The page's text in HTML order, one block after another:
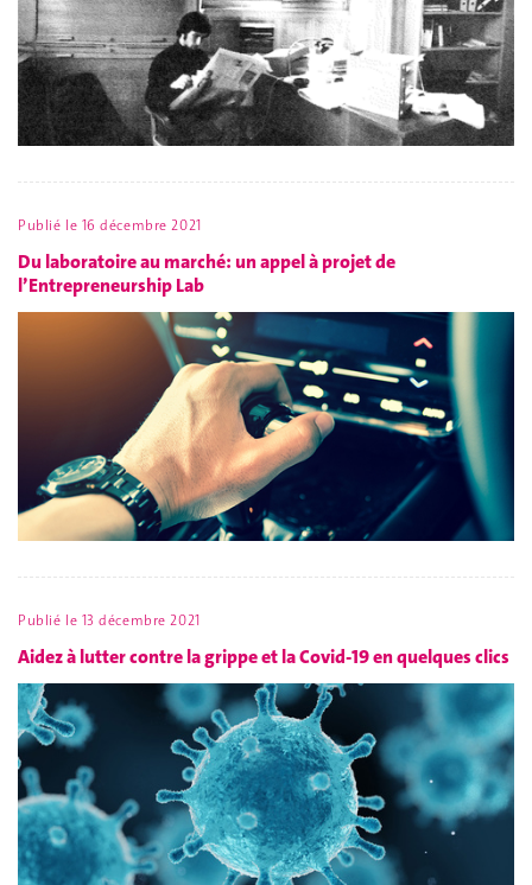
Publié le 16 décembre 2021
Du laboratoire au marché: un appel à projet de
l’Entrepreneurship Lab
Publié le 13 décembre 2021
Aidez à lutter contre la grippe et la Covid-19 en quelques clics